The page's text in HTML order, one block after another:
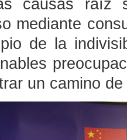
causas raíz
mediante
de la
un camino